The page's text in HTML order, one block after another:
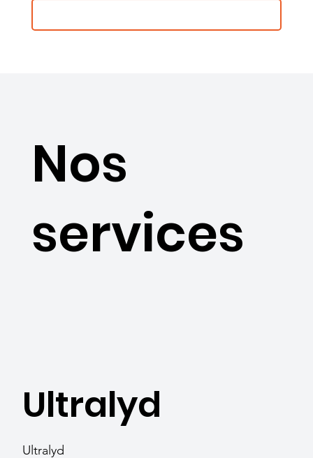
Nos
services
Ultralyd
Ultralyd